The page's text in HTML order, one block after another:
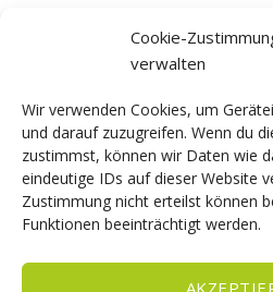
Cookie-
verwalten
Wir verwenden Cookies, um
und darauf zuzugreifen. Wenn du
zustimmst, können wir Daten wie
eindeutige IDs auf dieser Website
Zustimmung nicht erteilst können
Funktionen beeinträchtigt werden.
Uncategorized(1)
ARCHIV